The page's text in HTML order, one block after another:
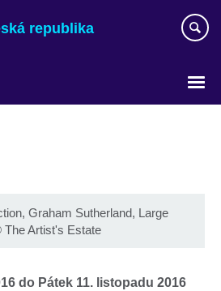
republika
Graham Sutherland, Large
The Artist's Estate
do Pátek 11. listopadu 2016